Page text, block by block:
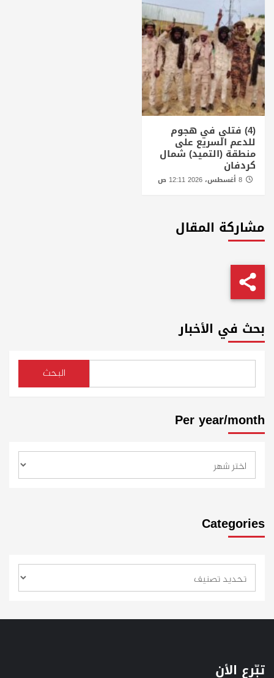
(4) فتلي في هجوم
للدعم السريع على
منطقة (التميد) شمال
كردفان
مشاركة المقال
بحث في الأخبار
البحث
Per year/month
Categories
تبّرع الأن